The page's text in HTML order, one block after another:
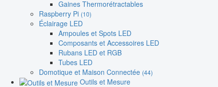
Gaines Thermorétractables
Raspberry Pi (10)
Éclairage LED
Ampoules et Spots LED
Composants et Accessoires LED
Rubans LED et RGB
Tubes LED
Domotique et Maison Connectée (44)
Outils et Mesure